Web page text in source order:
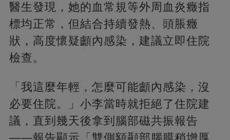
醫生發現，她的血常規等外周血炎癥指
標均正常，但結合持續發熱、頭脹癥
狀，高度懷疑顱內感染，建議立即住院
檢查。
「我這麼年輕，怎麼可能顱內感染，沒
必要住院。」小李當時就拒絕了住院建
議，直到幾天後拿到腦部磁共振報告